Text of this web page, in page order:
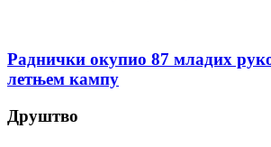
Раднички окупио 87 младих
летњем кампу
Друштво